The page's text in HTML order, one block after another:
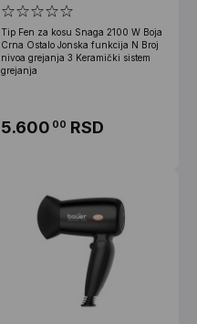
Tip Fen za kosu Snaga 2100 W Boja
Crna Ostalo Jonska funkcija N Broj
nivoa grejanja 3 Keramički sistem
grejanja
5.600 00 RSD